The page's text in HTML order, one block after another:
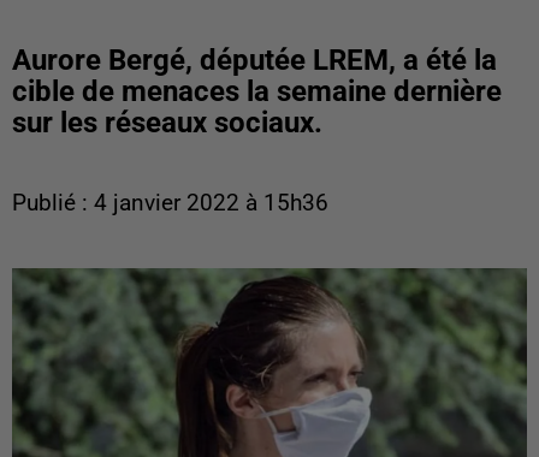
Aurore Bergé, députée LREM, a été la
cible de menaces la semaine dernière
sur les réseaux sociaux.
Publié : 4 janvier 2022 à 15h36